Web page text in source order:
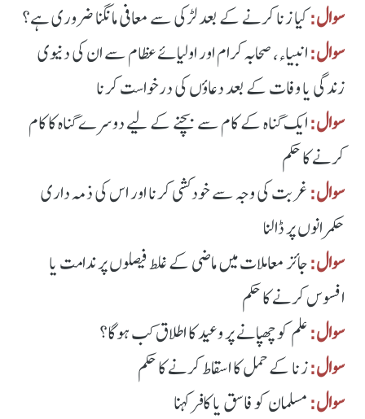
سوال:کیا زنا کرنے کے بعد لڑکی سے معافی مانگنا ضروری ہے؟
سوال:انبیاء، صحابہ کرام اور اولیائے عظام سے ان کی دنیوی
زندگی یا وفات کے بعد دعاؤں کی درخواست کرنا
سوال:ایک گناہ کے کام سے بچنے کے لیے دوسرے گناہ کا کام
کرنے کا حکم
سوال:غربت کی وجہ سے خودکشی کرنا اور اس کی ذمہ داری
حکمرانوں پر ڈالنا
سوال:جائز معاملات میں ماضی کے غلط فیصلوں پر ندامت یا
افسوس کرنے کا حکم
سوال:علم کو چھپانے پر وعید کا اطلاق کب ہوگا؟
سوال:زنا کے حمل کا اسقاط کرنے کا حکم
سوال:مسلمان کو فاسق یا کافر کہنا